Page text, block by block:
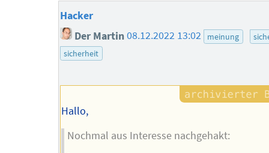
Hacker
Der Martin 08.12.2022 13:02 meinung
sicherheit
Hallo,
Nochmal aus Interesse nachgehakt: